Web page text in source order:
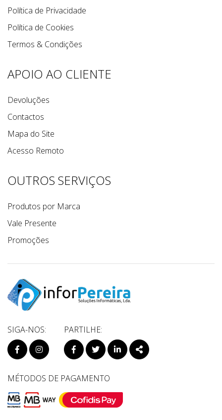
Política de Privacidade
Política de Cookies
Termos & Condições
APOIO AO CLIENTE
Devoluções
Contactos
Mapa do Site
Acesso Remoto
OUTROS SERVIÇOS
Produtos por Marca
Vale Presente
Promoções
SIGA-NOS:
PÁGINA DO FACEBOOK
PÁGINA DO INSTAGRAM
PARTILHE:
FACEBOOK
TWITTERLINKEDINSHARE
MÉTODOS DE PAGAMENTO